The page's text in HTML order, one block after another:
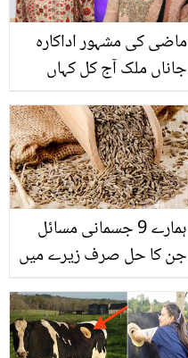
ماضی کی مشہور اداکارہ
جاناں ملک آج کل کہاں
کردی
ہمارے 9 جسمانی مسائل
جن کا حل صرف زیرے میں